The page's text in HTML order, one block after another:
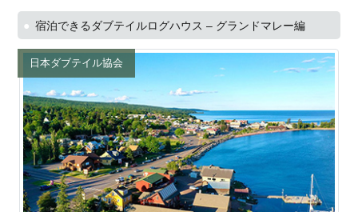
宿泊できるダブテイルログハウス – グランドマレー編
日本ダブテイル協会